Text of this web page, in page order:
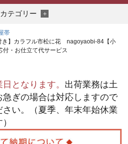
テゴリー
帯
き】カラフル市松に花 nagoyaobi-84【小
・お仕立て代サービス
となります。 出荷業務は土
急ぎの場合は対応しますので
い。（夏季、年末年始休業